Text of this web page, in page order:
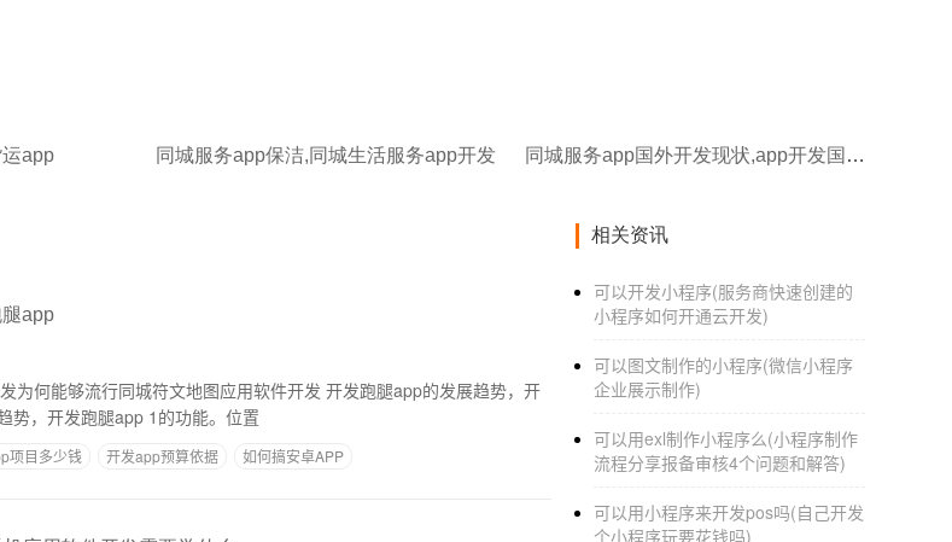
app 同城服务app保洁,同城生活服务app开发 同城服务app国外开发现状,app开发国外现状
app
同城符文地图应用软件开发 开发跑腿app的发展趋势，开
发跑腿app的功能 开发跑腿app的发展趋势，开发跑腿app 1的功能。位置
项目多少钱 开发app预算依据
如何搞安卓APP
相关资讯
可以开发小程序(服务商快速创建的
小程序如何开通云开发)
可以图文制作的小程序(微信小程序
企业展示制作)
可以用exl制作小程序么(小程序制作
流程分享报备审核4个问题和解答)
可以用小程序来开发pos吗(自己开发
个小程序玩要花钱吗)